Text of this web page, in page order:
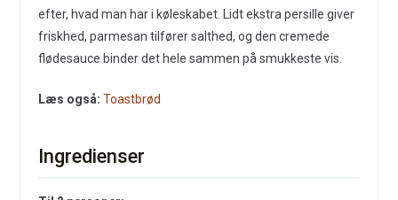
efter, hvad man har i køleskabet. Lidt ekstra persille giver
friskhed, parmesan tilfører salthed, og den cremede
flødesauce binder det hele sammen på smukkeste vis.
Læs også: Toastbrød
Ingredienser